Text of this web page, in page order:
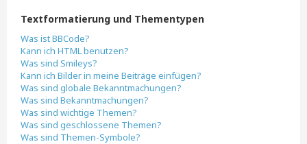
Textformatierung und Thementypen
Was ist BBCode?
Kann ich HTML benutzen?
Was sind Smileys?
Kann ich Bilder in meine Beiträge einfügen?
Was sind globale Bekanntmachungen?
Was sind Bekanntmachungen?
Was sind wichtige Themen?
Was sind geschlossene Themen?
Was sind Themen-Symbole?